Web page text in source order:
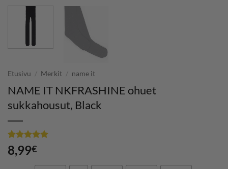
Etusivu / Merkit / name it
NAME IT NKFRASHINE ohuet
sukkahousut, Black
Arvio5
5:stä
1
8,99€